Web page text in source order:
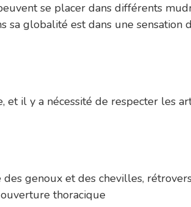
se placer dans différents
globalité est dans une sensation
il y a nécessité de respecter les
genoux et des chevilles,
thoracique